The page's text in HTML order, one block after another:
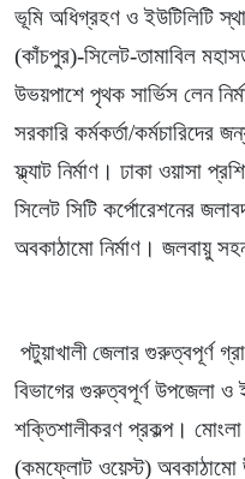
ভূমি অধিগ্রহণ ও ইউটিলিটি
(কাঁচপুর)-সিলেট-তামাবিল
উভয়পাশে পৃথক সার্ভিস লেন
সরকারি কর্মকর্তা/
ফ্ল্যাট নির্মাণ। ঢাকা ওয়াসা
সিলেট সিটি কর্পোরেশনের
অবকাঠামো নির্মাণ। জলবায়ু
পটুয়াখালী জেলার গুরুত্বপূর্ণ
বিভাগের গুরুত্বপূর্ণ উপজেলা
শক্তিশালীকরণ প্রকল্প। মোংলা
(কমফ্লোট ওয়েস্ট) অবকাঠামো